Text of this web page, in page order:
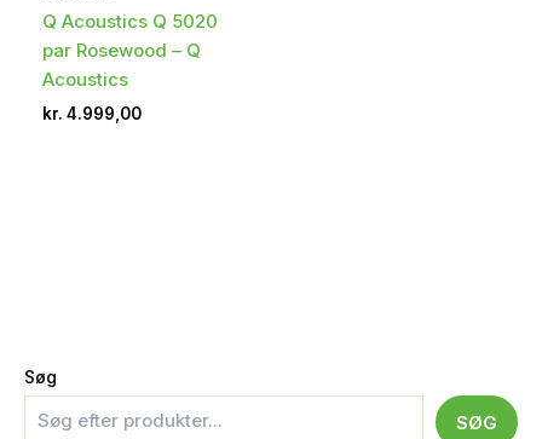
Søg
SØG
Q Acoustics Q 5020
par Rosewood – Q
Acoustics
kr. 4.999,00